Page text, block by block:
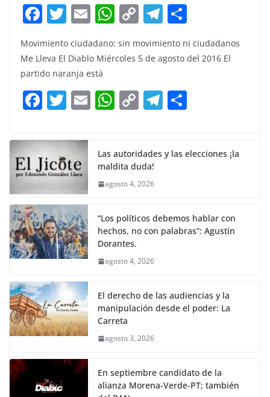
F
a
c
e
b
o
k
T
w
itt
er
E
m
ai
l
W
h
at
A
p
C
p
Li
n
T
e
gr
a
m
h
ar
Movimiento ciudadano: sin movimiento ni ciudadanos
Me Lleva El Diablo Miércoles 5 de agosto del 2016 El
partido naranja está
F
c
e
b
o
o
k
T
itt
er
E W
s
A
p
C
y
Li
k
T
gr e
Las autoridades y las elecciones ¡la
maldita duda!
agosto 4, 2026
“Los políticos debemos hablar con
hechos, no con palabras”: Agustín
Dorantes.
agosto 4, 2026
El derecho de las audiencias y la
manipulación desde el poder: La
Carreta
agosto 3, 2026
En septiembre candidato de la
alianza Morena-Verde-PT; también